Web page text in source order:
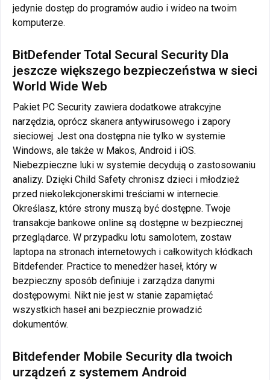
jedynie dostęp do programów audio i wideo na twoim
komputerze
BitDefender Total Secural Security Dla
jeszcze większego bezpieczeństwa w sieci
World Wide Web
Pakiet PC Security zawiera dodatkowe atrakcyjne
narzędzia, oprócz skanera antywirusowego i zapory
sieciowej. Jest ona dostępna nie tylko w systemie
Windows, ale także w Makos, Android i iOS.
Niebezpieczne luki w systemie decydują o zastosowaniu
analizy. Dzięki Child Safety chronisz dzieci i młodzież
przed niekolekcjonerskimi treściami w internecie.
Określasz, które strony muszą być dostępne. Twoje
transakcje bankowe online są dostępne w bezpiecznej
przeglądarce. W przypadku lotu samolotem, zostaw
laptopa na stronach internetowych i całkowitych kłódkach
Bitdefender. Practice to menedżer haseł, który w
bezpieczny sposób definiuje i zarządza danymi
dostępowymi. Nikt nie jest w stanie zapamiętać
wszystkich haseł ani bezpiecznie prowadzić
dokumentów.
Bitdefender Mobile Security dla twoich
urządzeń z systemem Android